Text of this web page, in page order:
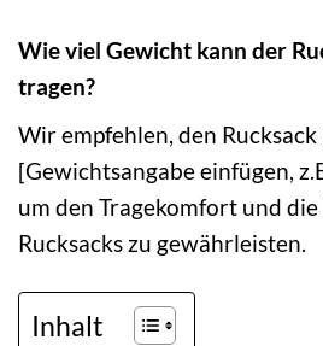
Wie viel Gewicht kann der
tragen?
Wir empfehlen, den
[Gewichtsangabe einfügen,
um den Tragekomfort und
Rucksacks zu gewährleisten.
Inhalt